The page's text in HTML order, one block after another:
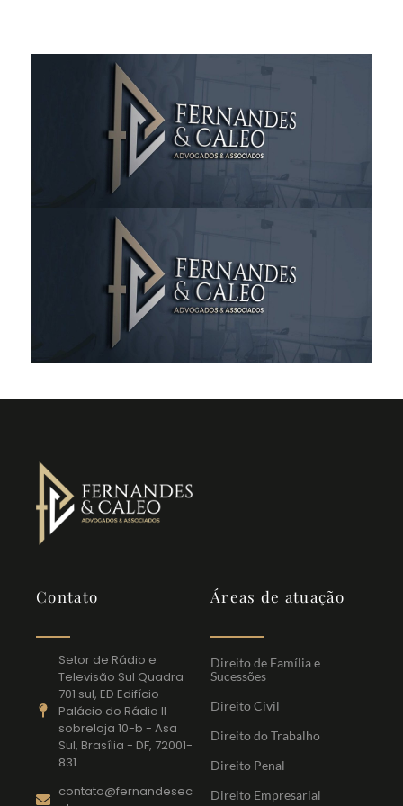
Contato
Setor de Rádio e
Televisão Sul Quadra
701 sul, ED Edifício
Palácio do Rádio II
sobreloja 10-b - Asa
Sul, Brasília - DF, 72001-
831
contato@fernandesec
Áreas de atuação
Direito de Família e
Sucessões
Direito Civil
Direito do Trabalho
Direito Penal
Direito Empresarial